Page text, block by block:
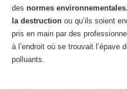
des normes environnementales.
la destruction ou qu’ils soient
pris en main par des
à l’endroit où se trouvait l’épave
polluants.